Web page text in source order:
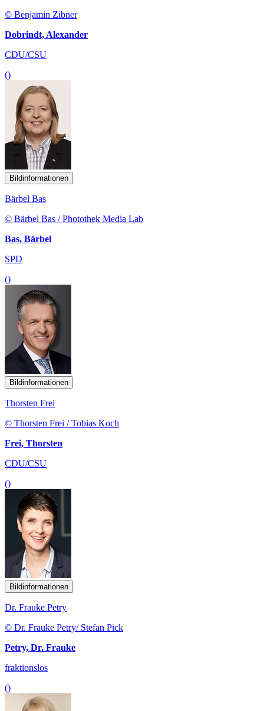
© Benjamin Zibner
Dobrindt, Alexander
CDU/CSU
()
Bildinformationen
Bärbel Bas
© Bärbel Bas / Photothek Media Lab
Bas, Bärbel
SPD
()
Bildinformationen
Thorsten Frei
© Thorsten Frei / Tobias Koch
Frei, Thorsten
CDU/CSU
()
Bildinformationen
Dr. Frauke Petry
© Dr. Frauke Petry/ Stefan Pick
Petry, Dr. Frauke
fraktionslos
()